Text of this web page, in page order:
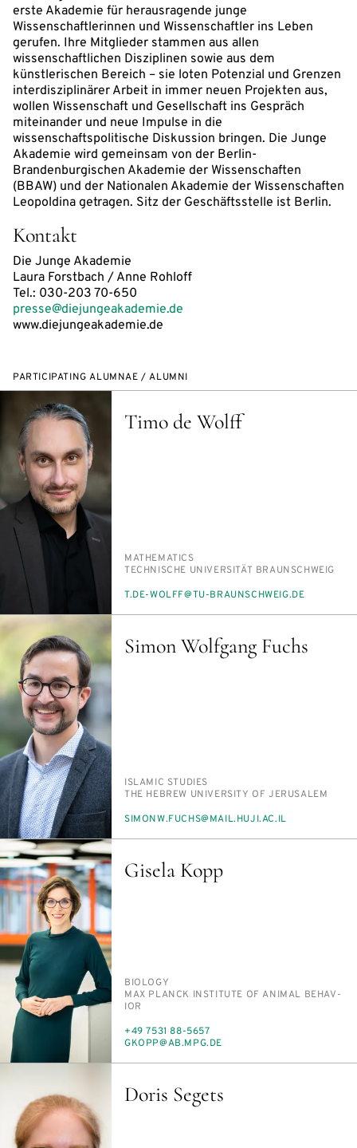
erste Akademie für herausragende junge
Wissenschaftlerinnen und Wissenschaftler ins Leben
gerufen. Ihre Mitglieder stammen aus allen
wissenschaftlichen Disziplinen sowie aus dem
künstlerischen Bereich – sie loten Potenzial und Grenzen
interdisziplinärer Arbeit in immer neuen Projekten aus,
wollen Wissenschaft und Gesellschaft ins Gespräch
miteinander und neue Impulse in die
wissenschaftspolitische Diskussion bringen. Die Junge
Akademie wird gemeinsam von der Berlin-
Brandenburgischen Akademie der Wissenschaften
(BBAW) und der Nationalen Akademie der Wissenschaften
Leopoldina getragen. Sitz der Geschäftsstelle ist Berlin.
Kontakt
Die Junge Akademie
Laura Forstbach / Anne Rohloff
Tel.: 030-203 70-650
presse@diejungeakademie.de
www.diejungeakademie.de
PARTICIPATING ALUMNAE / ALUMNI
Timo de Wolff
PERSON_RESEARCH_SUBJECT
MATH­E­MAT­ICS
INSTITUTION
TECH­NIS­CHE UNI­VER­SITÄT BRAUN­SCHWEIG
E-
T.DE-WOLFF@TU-BRAUN­SCHWEIG.DE
Simon Wolfgang Fuchs
PERSON_RESEARCH_SUBJECT
IS­LAM­IC STUD­IES
INSTITUTION
THE HE­BREW UNI­VER­SI­TY OF JERUSALEM
E-
SI­MONW.FUCHS@MAIL.HU­JI.AC.IL
Gisela Kopp
PERSON_RESEARCH_SUBJECT
BI­OL­O­GY
INSTITUTION
MAX PLANCK IN­STI­TUTE OF AN­I­MAL BE­HAV­
IOR
PHONE
+49 7531 88-5657
E-
GKOPP@AB.MPG.DE
Doris Segets